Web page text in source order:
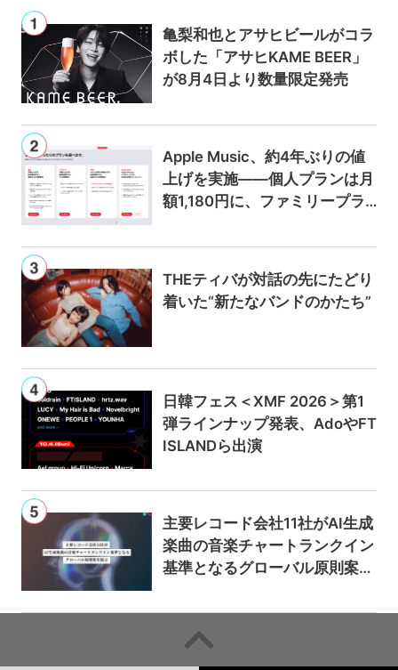
亀梨和也とアサヒビールがコラ
ボした「アサヒKAME BEER」
が8月4日より数量限定発売
Apple Music、約4年ぶりの値
上げを実施——個人プランは月
額1,180円に、ファミリープラ
THEティバが対話の先にたどり
着いた“新たなバンドのかたち”
日韓フェス＜XMF 2026＞第1
弾ラインナップ発表、AdoやFT
ISLANDら出演
主要レコード会社11社がAI生成
楽曲の音楽チャートランクイン
基準となるグローバル原則案を
るための統一的な枠組みを提案